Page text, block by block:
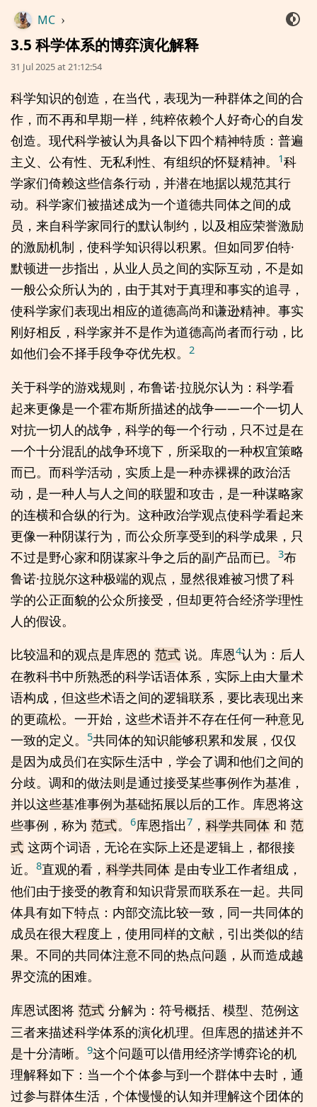
MC ›
3.5 科学体系的博弈演化解释
31 Jul 2025 at 21:12:54
科学知识的创造，在当代，表现为一种群体之间的合
作，而不再和早期一样，纯粹依赖个人好奇心的自发
创造。现代科学被认为具备以下四个精神特质：普遍
主义、公有性、无私利性、有组织的怀疑精神。
1科
学家们倚赖这些信条行动，并潜在地据以规范其行
动。科学家们被描述成为一个道德共同体之间的成
员，来自科学家同行的默认制约，以及相应荣誉激励
的激励机制，使科学知识得以积累。但如同罗伯特·
默顿进一步指出，从业人员之间的实际互动，不是如
一般公众所认为的，由于其对于真理和事实的追寻，
使科学家们表现出相应的道德高尚和谦逊精神。事实
刚好相反，科学家并不是作为道德高尚者而行动，比
如他们会不择手段争夺优先权。 2
关于科学的游戏规则，布鲁诺·拉脱尔认为：科学看
起来更像是一个霍布斯所描述的战争——一个一切人
对抗一切人的战争，科学的每一个行动，只不过是在
一个十分混乱的战争环境下，所采取的一种权宜策略
而已。而科学活动，实质上是一种赤裸裸的政治活
动，是一种人与人之间的联盟和攻击，是一种谋略家
的连横和合纵的行为。这种政治学观点使科学看起来
更像一种阴谋行为，而公众所享受到的科学成果，只
不过是野心家和阴谋家斗争之后的副产品而已。 3布
鲁诺·拉脱尔这种极端的观点，显然很难被习惯了科
学的公正面貌的公众所接受，但却更符合经济学理性
人的假设。
比较温和的观点是库恩的 范式 说。库恩4认为：后人
在教科书中所熟悉的科学话语体系，实际上由大量术
语构成，但这些术语之间的逻辑联系，要比表现出来
的更疏松。一开始，这些术语并不存在任何一种意见
一致的定义。
5共同体的知识能够积累和发展，仅仅
是因为成员们在实际生活中，学会了调和他们之间的
分歧。调和的做法则是通过接受某些事例作为基准，
并以这些基准事例为基础拓展以后的工作。库恩将这
些事例，称为 范式。 6库恩指出7 ， 科学共同体 和 范
式 这两个词语，无论在实际上还是逻辑上，都很接
近。 8直观的看， 科学共同体 是由专业工作者组成，
他们由于接受的教育和知识背景而联系在一起。共同
体具有如下特点：内部交流比较一致，同一共同体的
成员在很大程度上，使用同样的文献，引出类似的结
果。不同的共同体注意不同的热点问题，从而造成越
界交流的困难。
库恩试图将 范式 分解为：符号概括、模型、范例这
三者来描述科学体系的演化机理。但库恩的描述并不
是十分清晰。 9这个问题可以借用经济学博弈论的机
理解释如下：当一个个体参与到一个群体中去时，通
过参与群体生活，个体慢慢的认知并理解这个团体的